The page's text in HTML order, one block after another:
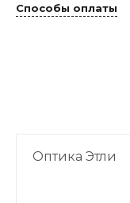
Способы оплаты
Оптика Этли